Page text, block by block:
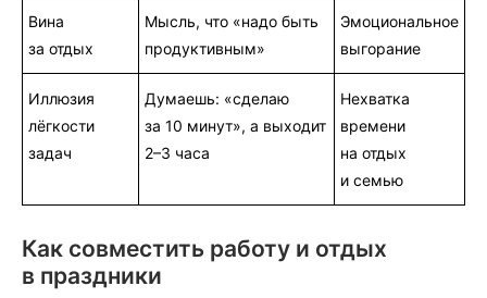
Вина
за отдых
Мысль, что «надо быть
продуктивным»
Эмоциональное
выгорание
Иллюзия
лёгкости
задач
Думаешь: «сделаю
за 10 минут», а выходит
2–3 часа
Нехватка
времени
на отдых
и семью
Как совместить работу и отдых
в праздники